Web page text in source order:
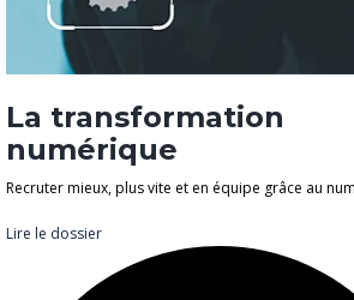
La transformation
numérique
Recruter mieux, plus vite et en équipe grâce au
Lire le dossier